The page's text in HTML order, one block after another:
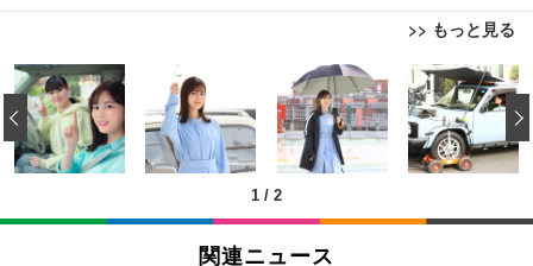
>> もっと見る
[EdoErgo] オフィスチェア 椅子 テレワーク 疲れな
い 跳ね上げ式アームレスト コンパクト 約105度ロッ
キング pc 事務椅子 360度回転 座面昇降 強化ナイロ
ン樹脂ベース 通気性メッシュ 在宅ワーク H-WY01
(黒網+黒枠+黒足)
￥5,699
SIHOO B100 オフィスチェア／デスクチェア メッシ
ュチェア 人間工学 疲れない ブラック
EIZO ビジネス向けプレミアムモニター | FlexScan
EV3240X-WT | 31.5型4K UHD・USB Type-C・ホワ
イト
￥105,595
EIZO ビジネス向けプレミアムモニター | FlexScan
Amazonベーシック ペットシーツ 薄型 レギュラー 1
回使い捨て 無香料 ホワイト 300枚
￥3,373
Amazonベーシック ペットシーツ 厚型 ワイド 42枚
x2袋(84枚) ホワイト(吸収面:ライトブルー)
1 / 2
‹
関連ニュース